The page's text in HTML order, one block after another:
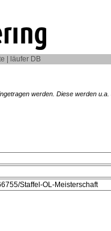
läufer DB
werden. Diese werden